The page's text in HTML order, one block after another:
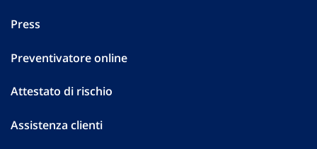
Press
Preventivatore online
Attestato di rischio
Assistenza clienti